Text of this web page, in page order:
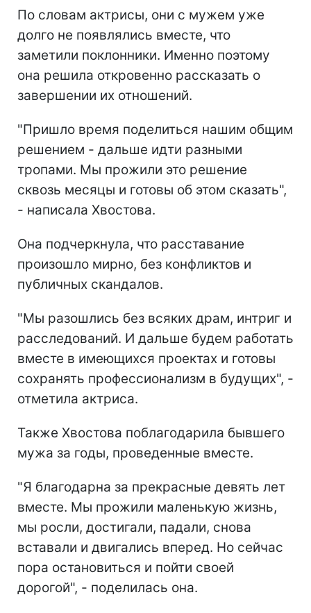
По словам актрисы, они с мужем уже
долго не появлялись вместе, что
заметили поклонники. Именно поэтому
она решила откровенно рассказать о
завершении их отношений.
"Пришло время поделиться нашим общим
решением - дальше идти разными
тропами. Мы прожили это решение
сквозь месяцы и готовы об этом сказать",
- написала Хвостова.
Она подчеркнула, что расставание
произошло мирно, без конфликтов и
публичных скандалов.
"Мы разошлись без всяких драм, интриг и
расследований. И дальше будем работать
вместе в имеющихся проектах и готовы
сохранять профессионализм в будущих", -
отметила актриса.
Также Хвостова поблагодарила бывшего
мужа за годы, проведенные вместе.
"Я благодарна за прекрасные девять лет
вместе. Мы прожили маленькую жизнь,
мы росли, достигали, падали, снова
вставали и двигались вперед. Но сейчас
пора остановиться и пойти своей
дорогой", - поделилась она.